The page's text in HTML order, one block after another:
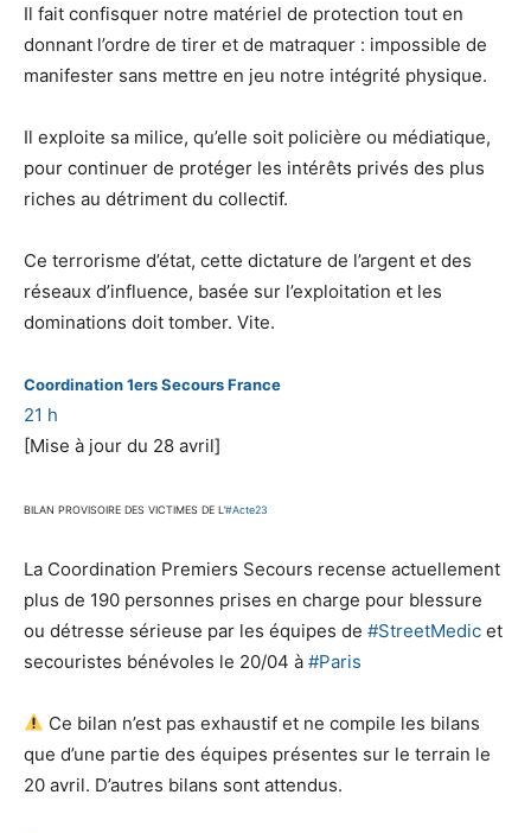
Il fait confisquer notre matériel de protection tout en
donnant l’ordre de tirer et de matraquer : impossible de
manifester sans mettre en jeu notre intégrité physique.
Il exploite sa milice, qu’elle soit policière ou médiatique,
pour continuer de protéger les intérêts privés des plus
riches au détriment du collectif.
Ce terrorisme d’état, cette dictature de l’argent et des
réseaux d’influence, basée sur l’exploitation et les
dominations doit tomber. Vite.
Coordination 1ers Secours France
21 h
[Mise à jour du 28 avril]
BILAN PROVISOIRE DES VICTIMES DE L’#Acte23
La Coordination Premiers Secours recense actuellement
plus de 190 personnes prises en charge pour blessure
ou détresse sérieuse par les équipes de #StreetMedic et
secouristes bénévoles le 20/04 à #Paris
Ce bilan n’est pas exhaustif et ne compile les bilans
que d’une partie des équipes présentes sur le terrain le
20 avril. D’autres bilans sont attendus.